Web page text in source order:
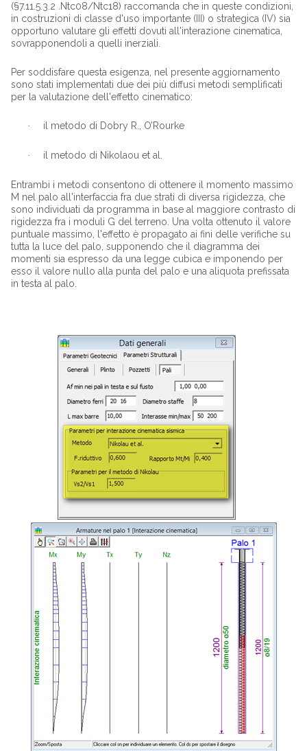
(§7.11.5.3.2 .Ntc08/Ntc18) raccomanda che in queste condizioni,
in costruzioni di classe d'uso importante (III) o strategica (IV) sia
opportuno valutare gli effetti dovuti all'interazione cinematica,
sovrapponendoli a quelli inerziali.
Per soddisfare questa esigenza, nel presente aggiornamento
sono stati implementati due dei più diffusi metodi semplificati
per la valutazione dell'effetto cinematico:
· il metodo di Dobry R., O’Rourke
· il metodo di Nikolaou et al.
Entrambi i metodi consentono di ottenere il momento massimo
M nel palo all'interfaccia fra due strati di diversa rigidezza, che
sono individuati da programma in base al maggiore contrasto di
rigidezza fra i moduli G del terreno. Una volta ottenuto il valore
puntuale massimo, l'effetto è propagato ai fini delle verifiche su
tutta la luce del palo, supponendo che il diagramma dei
momenti sia espresso da una legge cubica e imponendo per
esso il valore nullo alla punta del palo e una aliquota prefissata
in testa al palo.